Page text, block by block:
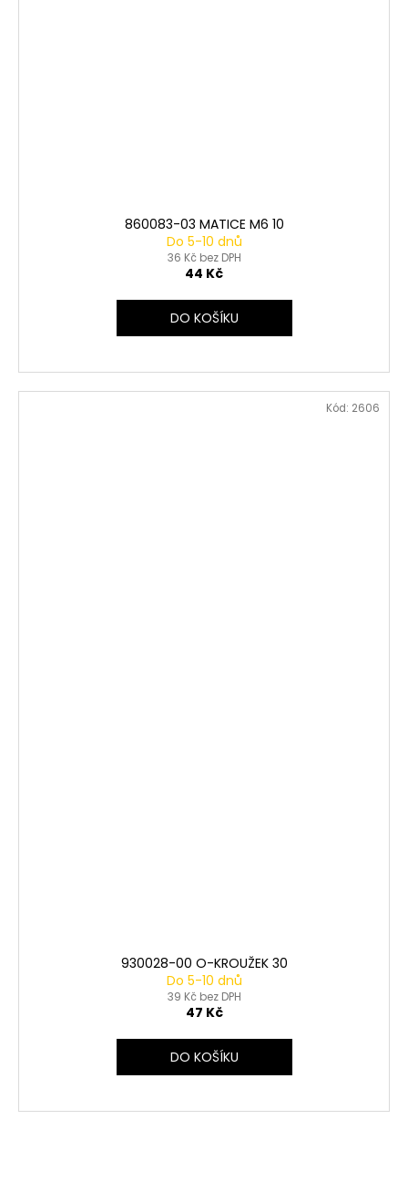
860083-03 MATICE M6 10
Do 5-10 dnů
36 Kč bez DPH
44 Kč
DO KOŠÍKU
930028-00 O-KROUŽEK 30
Do 5-10 dnů
39 Kč bez DPH
47 Kč
DO KOŠÍKU
Kód: 2606